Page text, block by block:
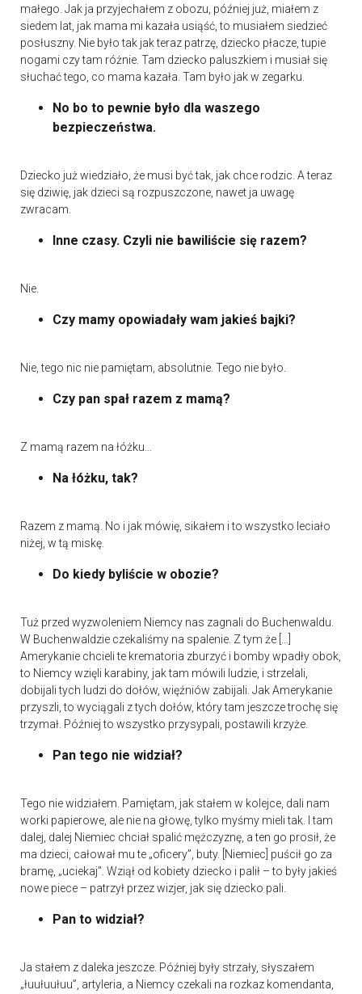
małego. Jak ja przyjechałem z obozu, później już, miałem z
siedem lat, jak mama mi kazała usiąść, to musiałem siedzieć
posłuszny. Nie było tak jak teraz patrzę, dziecko płacze, tupie
nogami czy tam różnie. Tam dziecko paluszkiem i musiał się
słuchać tego, co mama kazała. Tam było jak w zegarku.
No bo to pewnie było dla waszego
bezpieczeństwa.
Dziecko już wiedziało, że musi być tak, jak chce rodzic. A teraz
się dziwię, jak dzieci są rozpuszczone, nawet ja uwagę
zwracam.
Inne czasy. Czyli nie bawiliście się razem?
Nie.
Czy mamy opowiadały wam jakieś bajki?
Nie, tego nic nie pamiętam, absolutnie. Tego nie było.
Czy pan spał razem z mamą?
Z mamą razem na łóżku…
Na łóżku, tak?
Razem z mamą. No i jak mówię, sikałem i to wszystko leciało
niżej, w tą miskę.
Do kiedy byliście w obozie?
Tuż przed wyzwoleniem Niemcy nas zagnali do Buchenwaldu.
W Buchenwaldzie czekaliśmy na spalenie. Z tym że […]
Amerykanie chcieli te krematoria zburzyć i bomby wpadły obok,
to Niemcy wzięli karabiny, jak tam mówili ludzie, i strzelali,
dobijali tych ludzi do dołów, więźniów zabijali. Jak Amerykanie
przyszli, to wyciągali z tych dołów, który tam jeszcze trochę się
trzymał. Później to wszystko przysypali, postawili krzyże.
Pan tego nie widział?
Tego nie widziałem. Pamiętam, jak stałem w kolejce, dali nam
worki papierowe, ale nie na głowę, tylko myśmy mieli tak. I tam
dalej, dalej Niemiec chciał spalić mężczyznę, a ten go prosił, że
ma dzieci, całował mu te „oficery”, buty. [Niemiec] puścił go za
bramę, „uciekaj”. Wziął od kobiety dziecko i palił – to były jakieś
nowe piece – patrzył przez wizjer, jak się dziecko pali.
Pan to widział?
Ja stałem z daleka jeszcze. Później były strzały, słyszałem
„łuułuułuu”, artyleria, a Niemcy czekali na rozkaz komendanta,